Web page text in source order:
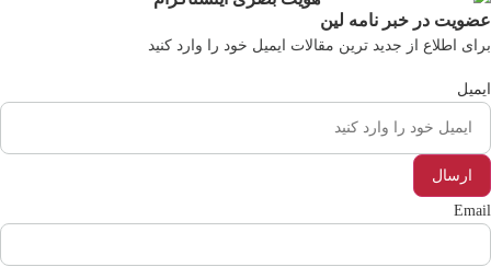
در خبر نامه لین
اطلاع از جدید ترین مقالات ایمیل خود را وارد کنید